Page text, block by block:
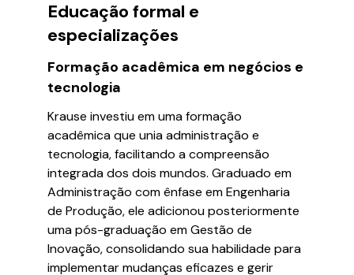
Educação formal e
especializações
Formação acadêmica em negócios e
tecnologia
Krause investiu em uma formação
acadêmica que unia administração e
tecnologia, facilitando a compreensão
integrada dos dois mundos. Graduado em
Administração com ênfase em Engenharia
de Produção, ele adicionou posteriormente
uma pós-graduação em Gestão de
Inovação, consolidando sua habilidade para
implementar mudanças eficazes e gerir